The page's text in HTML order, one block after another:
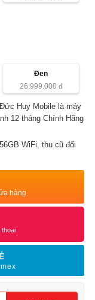
Đen
26.999.000đ
Huy Mobile là máy
12 tháng Chính Hãng
WiFi, thu cũ đổi
hàng
thoại